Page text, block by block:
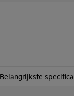
Belangrijkste